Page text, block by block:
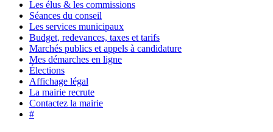
Les élus & les commissions
Séances du conseil
Les services municipaux
Budget, redevances, taxes et tarifs
Marchés publics et appels à candidature
Mes démarches en ligne
Élections
Affichage légal
La mairie recrute
Contactez la mairie
#